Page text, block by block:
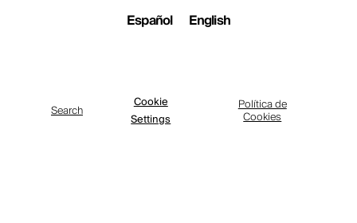
Español English
Search
Cookie
Settings
Política de
Cookies